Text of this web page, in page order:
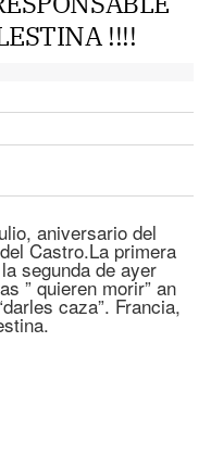
!!!!
aniversario del
Castro.La primera
segunda de ayer
” quieren morir” an
caza”. Francia,